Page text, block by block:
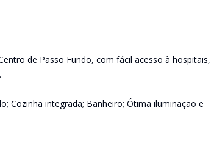
de Passo Fundo, com fácil acesso à hospitais,
Cozinha integrada; Banheiro; Ótima iluminação e